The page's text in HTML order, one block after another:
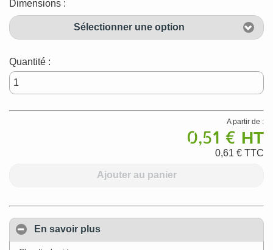
Dimensions :
Sélectionner une option
Quantité :
A partir de :
0,51 € HT
0,61 € TTC
Ajouter au panier
En savoir plus